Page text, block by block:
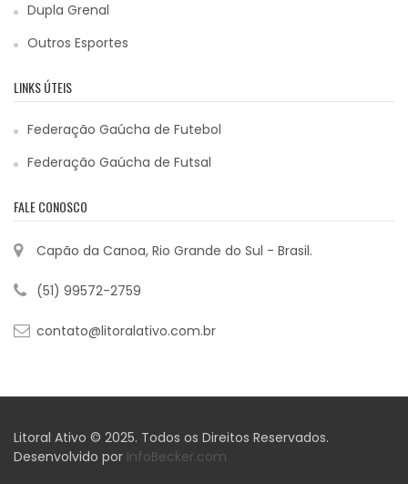
Dupla Grenal
Outros Esportes
LINKS ÚTEIS
Federação Gaúcha de Futebol
Federação Gaúcha de Futsal
FALE CONOSCO
Capão da Canoa, Rio Grande do Sul - Brasil.
(51) 99572-2759
contato@litoralativo.com.br
Litoral Ativo © 2025. Todos os Direitos Reservados.
Desenvolvido por InfoBecker.com